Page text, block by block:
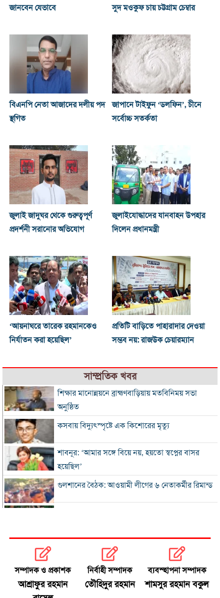
জানবেন যেভাবে
সুদ মওকুফ চায় চট্টগ্রাম চেম্বার
বিএনপি নেতা আজাদের দলীয় পদ
স্থগিত
জাপানে টাইফুন ‘ডলফিন’, চীনে
সর্বোচ্চ সতর্কতা
জুলাই জাদুঘর থেকে গুরুত্বপূর্ণ
প্রদর্শনী সরানোর অভিযোগ
জুলাইযোদ্ধাদের যানবাহন উপহার
দিলেন প্রধানমন্ত্রী
‘আয়নাঘরে তারেক রহমানকেও
নির্যাতন করা হয়েছিল’
প্রতিটি বাড়িতে পাহারাদার দেওয়া
সম্ভব নয়: রাজউক চেয়ারম্যান
সাম্প্রতিক খবর
শিক্ষার মানোন্নয়নে ব্রাহ্মণবাড়িয়ায় মতবিনিময় সভা
অনুষ্ঠিত
কসবায় বিদ্যুৎস্পৃষ্টে এক কিশোরের মৃত্যু
শাবনূর: ‘আমার সঙ্গে বিয়ে নয়, হয়তো স্বপ্নের বাসর
হয়েছিল’
গুলশানের বৈঠক: আওয়ামী লীগের ৬ নেতাকর্মীর রিমান্ড
গ্যাস-বিদ্যুৎ সংকটে শিল্প, ঋণের সুদ মওকুফ চায়
বিএনপি নেতা আজাদের দলীয় পদ স্থগিত
সম্পাদক ও প্রকাশক
আশ্রাফুর রহমান
নির্বাহী সম্পাদক
তৌহিদুর রহমান
ব্যবস্হাপনা সম্পাদক
শামসুর রহমান বকুল